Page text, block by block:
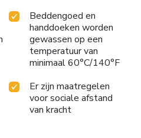
Beddengoed en
handdoeken worden
gewassen op een
temperatuur van
minimaal 60°C/140°F
Er zijn maatregelen
voor sociale afstand
van kracht